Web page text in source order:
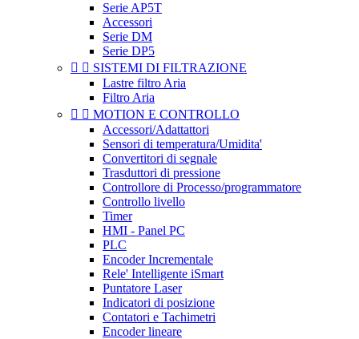
Serie AP5T
Accessori
Serie DM
Serie DP5
  SISTEMI DI FILTRAZIONE
Lastre filtro Aria
Filtro Aria
  MOTION E CONTROLLO
Accessori/Adattattori
Sensori di temperatura/Umidita'
Convertitori di segnale
Trasduttori di pressione
Controllore di Processo/programmatore
Controllo livello
Timer
HMI - Panel PC
PLC
Encoder Incrementale
Rele' Intelligente iSmart
Puntatore Laser
Indicatori di posizione
Contatori e Tachimetri
Encoder lineare